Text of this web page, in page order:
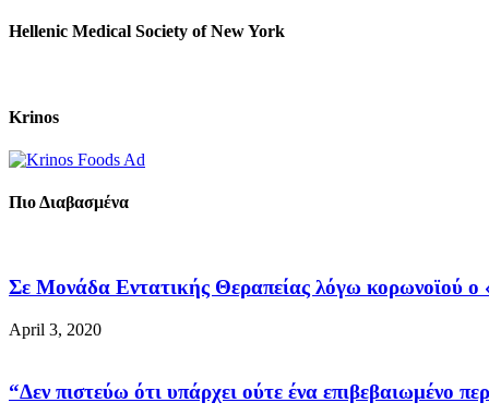
Hellenic Medical Society of New York
Krinos
Πιο Διαβασμένα
Σε Μονάδα Εντατικής Θεραπείας λόγω κορωνοϊού ο
April 3, 2020
“Δεν πιστεύω ότι υπάρχει ούτε ένα επιβεβαιωμένο